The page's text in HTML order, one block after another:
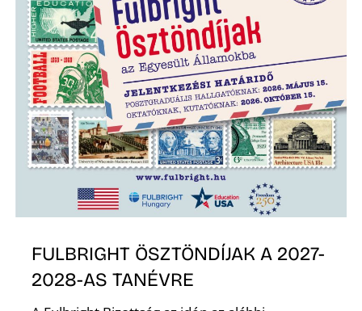
FULBRIGHT ÖSZTÖNDÍJAK A 2027-
2028-AS TANÉVRE